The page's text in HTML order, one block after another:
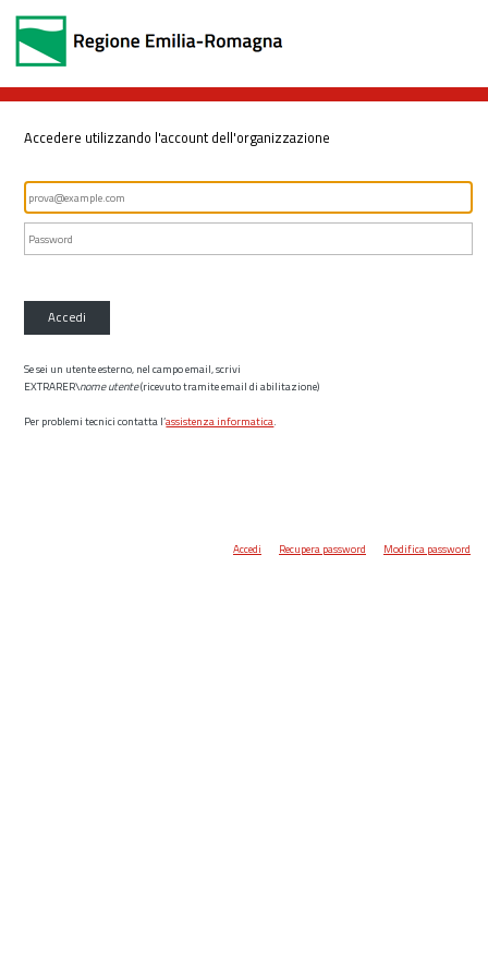
Accedere utilizzando l'account dell'organizzazione
Accedi
Se sei un utente esterno, nel campo email, scrivi
EXTRARER\nome utente(ricevuto tramite email di abilitazione)
Per problemi tecnici contatta l’assistenza informatica.
Accedi Recupera password Modifica password